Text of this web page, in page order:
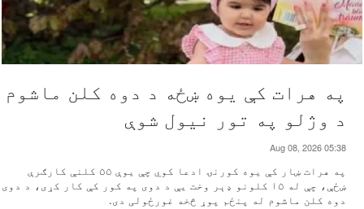
په هرات کې یوه ښځه د دوه کلن ماشوم
د وژلو په تور نیول شوې
Aug 08, 2026 05:38
په هرات ښار کې یوه کورنۍ ادعا کوي چې یوې ۵۵ کلنې کارګرې
ښځې، چې له ۱۵ کلونو ډېر وخت یې د دوی په کور کې کار کړی، د دوی
دوه کلن ماشوم له پنځم پوړ څخه غورځولی دی.